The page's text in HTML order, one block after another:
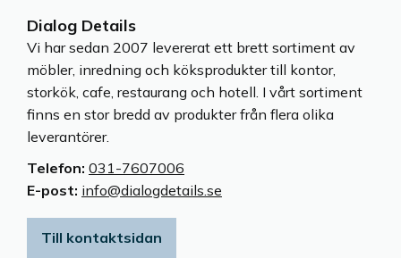
Dialog Details
Vi har sedan 2007 levererat ett brett sortiment av
möbler, inredning och köksprodukter till kontor,
storkök, cafe, restaurang och hotell. I vårt sortiment
finns en stor bredd av produkter från flera olika
leverantörer.
Telefon: 031-7607006
E-post: info@dialogdetails.se
Till kontaktsidan